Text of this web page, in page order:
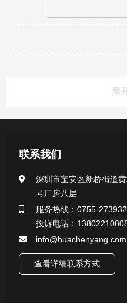
展
行业新闻
联系我们
深圳市宝安区新桥街道
号厂房八层
服务热线：0755-
投诉电话：
查看详细联系方式